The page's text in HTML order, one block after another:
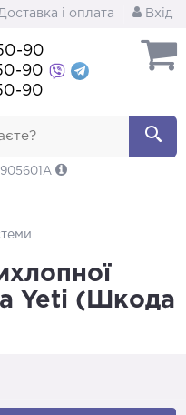
і оплата Вхід
90
90
90
Yeti (Шкода